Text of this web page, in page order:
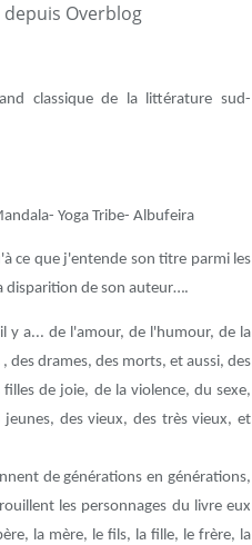
depuis Overblog
classique de la littérature sud-
Yoga Tribe- Albufeira
ce que j'entende son titre parmi les
disparition de son auteur….
y a... de l'amour, de l'humour, de la
des drames, des morts, et aussi, des
de joie, de la violence, du sexe,
des vieux, des très vieux, et
de générations en générations,
les personnages du livre eux
la mère, le fils, la fille, le frère, la